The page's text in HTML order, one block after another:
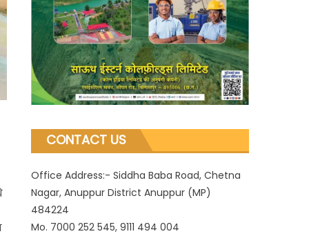
CONTACT US
Office Address:- Siddha Baba Road, Chetna
Nagar, Anuppur District Anuppur (MP)
484224
Mo. 7000 252 545, 9111 494 004